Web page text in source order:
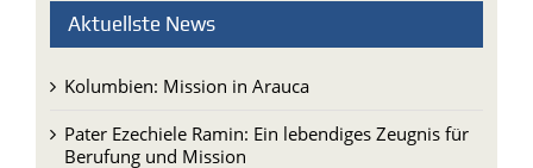
Kolumbien: Mission in Arauca
Pater Ezechiele Ramin: Ein lebendiges Zeugnis für
Seelsorgeeinheit Unterschneidheim